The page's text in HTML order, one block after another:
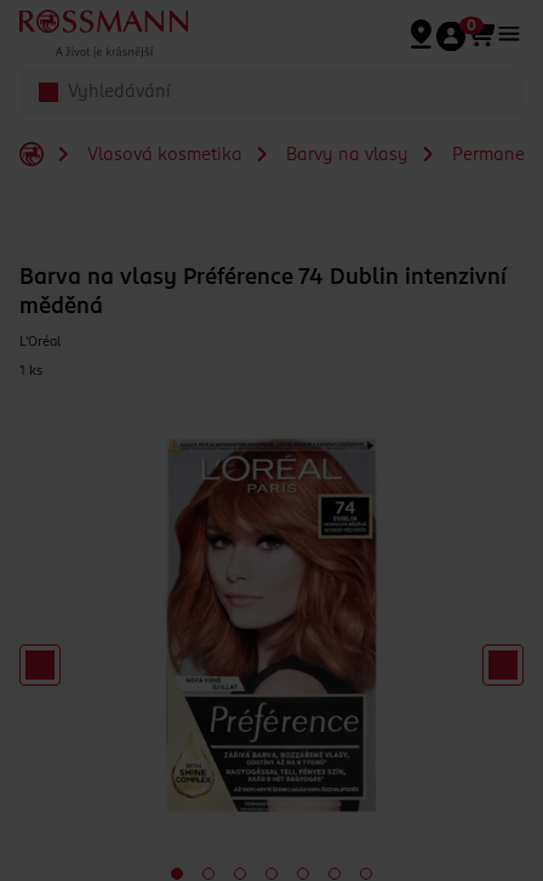
Přeskočit na hlavmní obsah
0
Vlasová kosmetika Barvy na vlasy
Barva na vlasy Préférence 74 Dublin intenzivní
měděná
L'Oréal
1 ks